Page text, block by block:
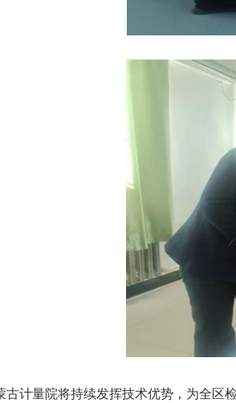
古计量院将持续发挥技术优势，为全区